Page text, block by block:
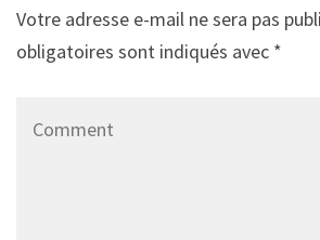
Votre adresse e-mail ne sera pas
obligatoires sont indiqués avec *